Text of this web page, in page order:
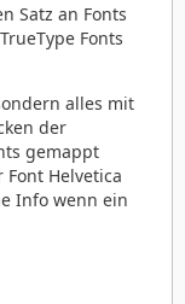
Satz an Fonts
Fonts
alles mit
der
gemappt
Helvetica
Info wenn ein